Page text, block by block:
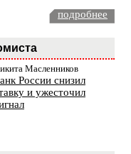
подробнее
Масленников
России снизил
и ужесточил